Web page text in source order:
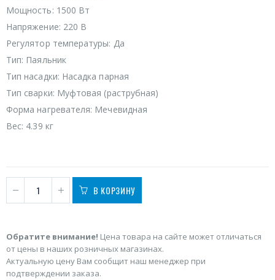
Мощность: 1500 Вт
Напряжение: 220 В
Регулятор температуры: Да
Тип: Паяльник
Тип насадки: Насадка парная
Тип сварки: Муфтовая (раструбная)
Форма нагревателя: Мечевидная
Вес: 4.39 кг
В КОРЗИНУ
Обратите внимание! Цена товара на сайте может отличаться
от цены в наших розничных магазинах.
Актуальную цену Вам сообщит наш менеджер при
подтверждении заказа.